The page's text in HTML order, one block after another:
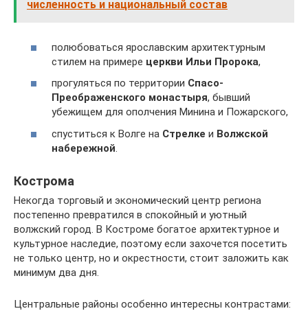
численность и национальный состав
полюбоваться ярославским архитектурным
стилем на примере церкви Ильи Пророка,
прогуляться по территории Спасо-
Преображенского монастыря, бывший
убежищем для ополчения Минина и Пожарского,
спуститься к Волге на Стрелке и Волжской
набережной
Кострома
Некогда торговый и экономический центр региона
постепенно превратился в спокойный и уютный
волжский город. В Костроме богатое архитектурное и
культурное наследие, поэтому если захочется посетить
не только центр, но и окрестности, стоит заложить как
минимум два дня.
Центральные районы особенно интересны контрастами: